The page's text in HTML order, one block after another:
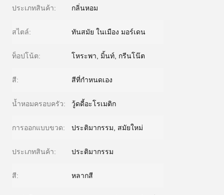
ประเภทสินค้า: กลิ่นหอม
สไตล์: ทันสมัย ​​ในเมือง มอร์เดน
ท็อปโน้ต: โหระพา, มิ้นท์, กรีนโน๊ต
สี: สีที่กำหนดเอง
น้ำหอมครอบครัว: วู้ดดี้อะโรเมติก
การออกแบบขวด: ประติมากรรม, สมัยใหม่
ประเภทสินค้า: ประติมากรรม
สี: หลากสี